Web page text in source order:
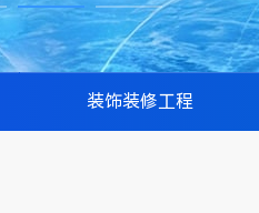
装饰装修工程